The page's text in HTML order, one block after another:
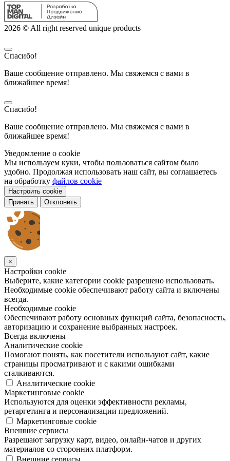
2026 © All right reserved unique products
Спасибо!
Ваше сообщение отправлено. Мы свяжемся с вами в
ближайшее время!
Спасибо!
Ваше сообщение отправлено. Мы свяжемся с вами в
ближайшее время!
Уведомление о cookie
Мы используем куки, чтобы пользоваться сайтом было
удобно. Продолжая использовать наш сайт, вы соглашаетесь
на обработку файлов cookie
Настроить cookie
Принять
Отклонить
×
Настройки cookie
Выберите, какие категории cookie разрешено использовать.
Необходимые cookie обеспечивают работу сайта и включены
всегда.
Необходимые cookie
Обеспечивают работу основных функций сайта, безопасность,
авторизацию и сохранение выбранных настроек.
Всегда включены
Аналитические cookie
Помогают понять, как посетители используют сайт, какие
страницы просматривают и с какими ошибками
сталкиваются.
Аналитические cookie
Маркетинговые cookie
Используются для оценки эффективности рекламы,
ретаргетинга и персонализации предложений.
Маркетинговые cookie
Внешние сервисы
Разрешают загрузку карт, видео, онлайн-чатов и других
материалов со сторонних платформ.
Внешние сервисы